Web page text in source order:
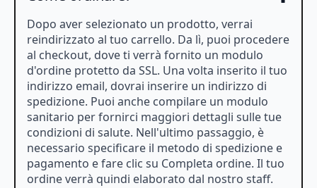
Dopo aver selezionato un prodotto, verrai
reindirizzato al tuo carrello. Da lì, puoi procedere
al checkout, dove ti verrà fornito un modulo
d'ordine protetto da SSL. Una volta inserito il tuo
indirizzo email, dovrai inserire un indirizzo di
spedizione. Puoi anche compilare un modulo
sanitario per fornirci maggiori dettagli sulle tue
condizioni di salute. Nell'ultimo passaggio, è
necessario specificare il metodo di spedizione e
pagamento e fare clic su Completa ordine. Il tuo
ordine verrà quindi elaborato dal nostro staff.